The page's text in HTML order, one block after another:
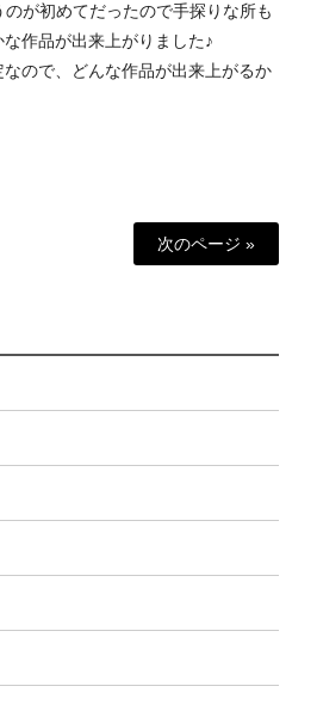
が初めてだったので手探りな所も
作品が出来上がりました♪
ので、どんな作品が出来上がるか
次のページ »